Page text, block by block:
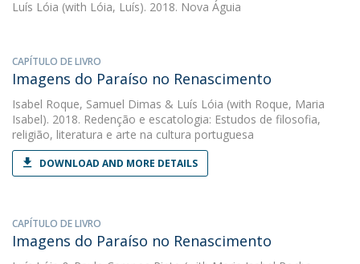
Luís Lóia (with Lóia, Luís). 2018. Nova Águia
CAPÍTULO DE LIVRO
Imagens do Paraíso no Renascimento
Isabel Roque, Samuel Dimas & Luís Lóia (with Roque, Maria
Isabel). 2018. Redenção e escatologia: Estudos de filosofia,
religião, literatura e arte na cultura portuguesa
DOWNLOAD AND MORE DETAILS
CAPÍTULO DE LIVRO
Imagens do Paraíso no Renascimento